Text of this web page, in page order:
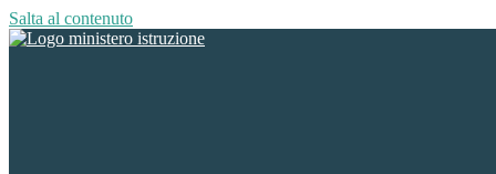
Salta al contenuto